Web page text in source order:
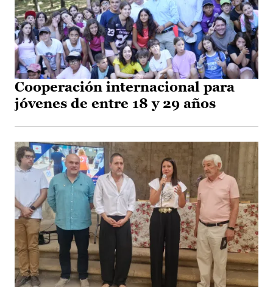
Cooperación internacional para
jóvenes de entre 18 y 29 años